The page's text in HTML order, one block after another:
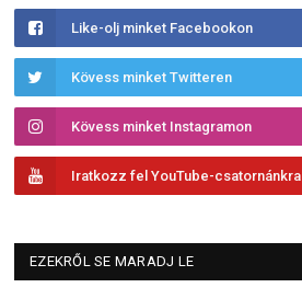
Like-olj minket Facebookon
Kövess minket Twitteren
Kövess minket Instagramon
Iratkozz fel YouTube-csatornánkra
EZEKRŐL SE MARADJ LE